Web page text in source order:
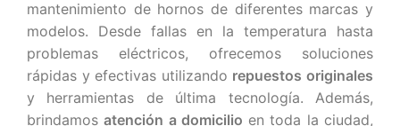
mantenimiento de hornos de diferentes marcas y
modelos. Desde fallas en la temperatura hasta
problemas eléctricos, ofrecemos soluciones
rápidas y efectivas utilizando repuestos originales
y herramientas de última tecnología. Además,
brindamosatención a domicilio en toda la ciudad,